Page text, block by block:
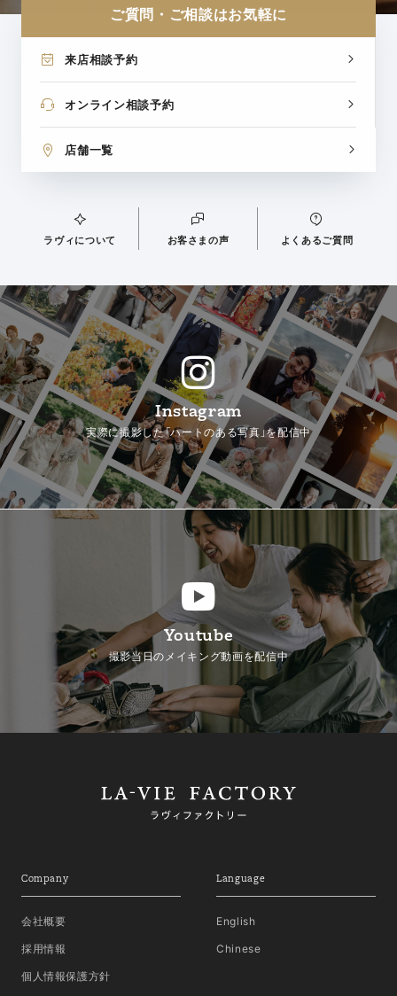
ご質問・ご相談はお気軽に
来店相談予約
オンライン相談予約
店舗一覧
ラヴィについて お客さまの声 よくあるご質問
Instagram
実際に撮影した「ハートのある写真」を配信中
Youtube
撮影当日のメイキング動画を配信中
Company
会社概要
採用情報
個人情報保護方針
Language
English
Chinese